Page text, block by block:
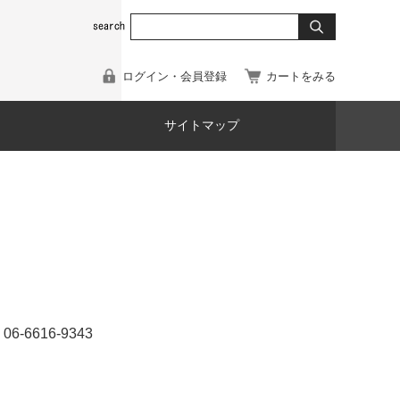
ログイン・会員登録 カートをみる
サイトマップ
6616-9343